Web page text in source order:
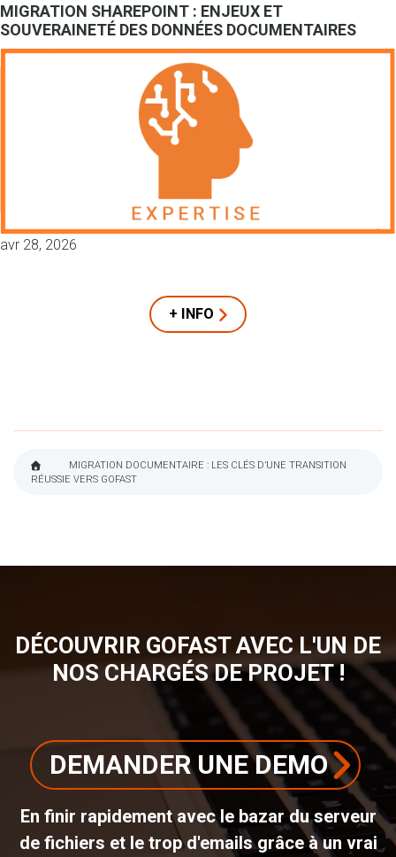
MIGRATION SHAREPOINT : ENJEUX ET
SOUVERAINETÉ DES DONNÉES DOCUMENTAIRES
avr 28, 2026
+ INFO
FIL
MIGRATION DOCUMENTAIRE : LES CLÉS D’UNE TRANSITION
RÉUSSIE VERS GOFAST
DÉCOUVRIR GOFAST AVEC L'UN DE
NOS CHARGÉS DE PROJET !
DEMANDER UNE DEMO
En finir rapidement avec le bazar du serveur
de fichiers et le trop d'emails grâce à un vrai